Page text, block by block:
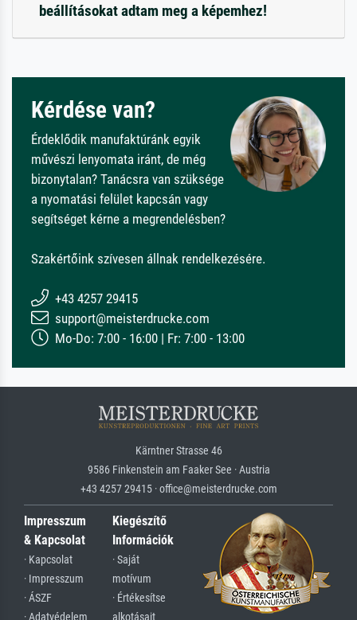
beállításokat adtam meg a képemhez!
Kérdése van?
Érdeklődik manufaktúránk egyik
művészi lenyomata iránt, de még
bizonytalan? Tanácsra van szüksége
a nyomatási felület kapcsán vagy
segítséget kérne a megrendelésben?
Szakértőink szívesen állnak rendelkezésére.
+43 4257 29415
support@meisterdrucke.com
Mo-Do: 7:00 - 16:00 | Fr: 7:00 - 13:00
Kärntner Strasse 46
9586 Finkenstein am Faaker See · Austria
+43 4257 29415 · office@meisterdrucke.com
Impresszum
& Kapcsolat
· Kapcsolat
· Impresszum
· ÁSZF
· Adatvédelem
Kiegészítő
Információk
· Saját
motívum
· Értékesítse
alkotásait